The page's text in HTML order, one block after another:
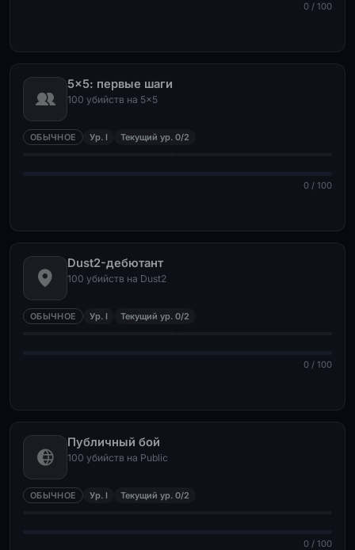
0 / 100
5×5: первые шаги
100 убийств на 5×5
ОБЫЧНОЕ Ур. I Текущий ур. 0/2
0 / 100
Dust2-дебютант
100 убийств на Dust2
ОБЫЧНОЕ Ур. I Текущий ур. 0/2
0 / 100
Публичный бой
100 убийств на Public
ОБЫЧНОЕ Ур. I Текущий ур. 0/2
0 / 100